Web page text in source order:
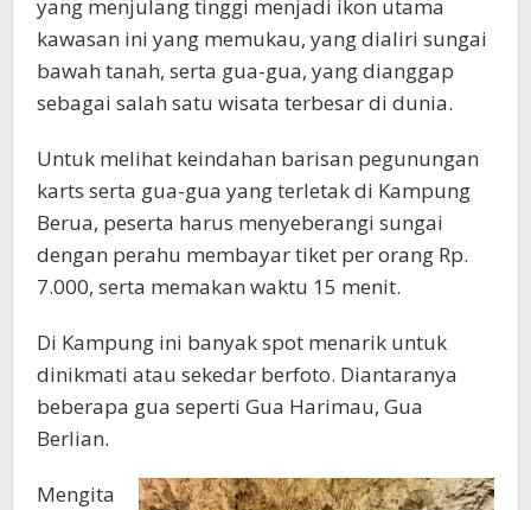
yang menjulang tinggi menjadi ikon utama
kawasan ini yang memukau, yang dialiri sungai
bawah tanah, serta gua-gua, yang dianggap
sebagai salah satu wisata terbesar di dunia.
Untuk melihat keindahan barisan pegunungan
karts serta gua-gua yang terletak di Kampung
Berua, peserta harus menyeberangi sungai
dengan perahu membayar tiket per orang Rp.
7.000, serta memakan waktu 15 menit.
Di Kampung ini banyak spot menarik untuk
dinikmati atau sekedar berfoto. Diantaranya
beberapa gua seperti Gua Harimau, Gua
Berlian.
Mengita